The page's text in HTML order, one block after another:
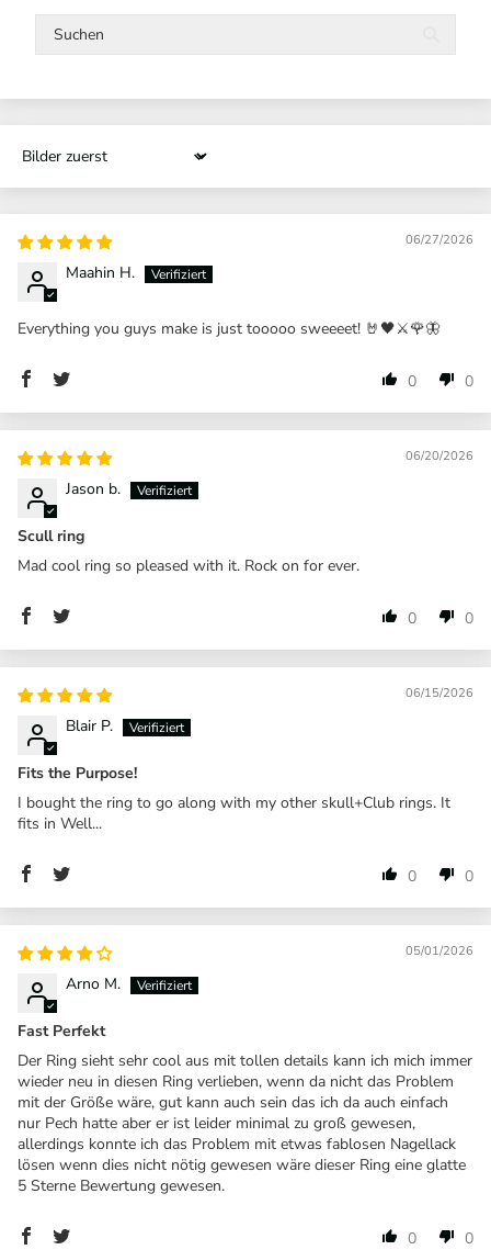
Sort by
06/27/2026
Maahin H.
Everything you guys make is just tooooo sweeeet! 🤘🖤⚔️🌹🦋
0 0
06/20/2026
Jason b.
Scull ring
Mad cool ring so pleased with it. Rock on for ever.
0 0
06/15/2026
Blair P.
Fits the Purpose!
I bought the ring to go along with my other skull+Club rings. It
fits in Well...
0 0
05/01/2026
Arno M.
Fast Perfekt
Der Ring sieht sehr cool aus mit tollen details kann ich mich immer
wieder neu in diesen Ring verlieben, wenn da nicht das Problem
mit der Größe wäre, gut kann auch sein das ich da auch einfach
nur Pech hatte aber er ist leider minimal zu groß gewesen,
allerdings konnte ich das Problem mit etwas fablosen Nagellack
lösen wenn dies nicht nötig gewesen wäre dieser Ring eine glatte
5 Sterne Bewertung gewesen.
0 0